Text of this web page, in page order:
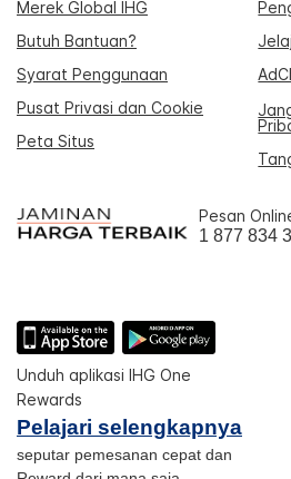
Merek Global IHG
Butuh Bantuan?
Syarat Penggunaan
Pusat Privasi dan Cookie
Peta Situs
Pesan
1 877 834
Unduh aplikasi IHG One
Rewards
Pelajari selengkapnya
seputar pemesanan cepat dan